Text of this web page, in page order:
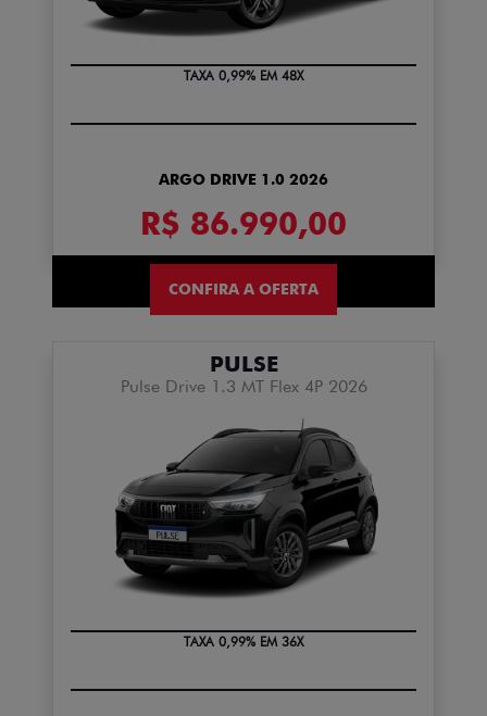
TAXA 0,99% EM 48X
ARGO DRIVE 1.0 2026
R$ 86.990,00
CONFIRA A OFERTA
PULSE
Pulse Drive 1.3 MT Flex 4P 2026
TAXA 0,99% EM 36X